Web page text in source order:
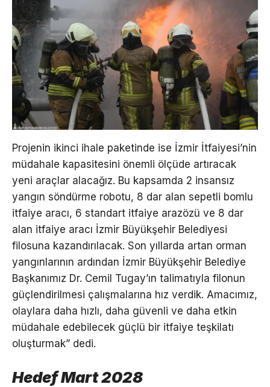
Projenin ikinci ihale paketinde ise İzmir İtfaiyesi’nin
müdahale kapasitesini önemli ölçüde artıracak
yeni araçlar alacağız. Bu kapsamda 2 insansız
yangın söndürme robotu, 8 dar alan sepetli bomlu
itfaiye aracı, 6 standart itfaiye arazözü ve 8 dar
alan itfaiye aracı İzmir Büyükşehir Belediyesi
filosuna kazandırılacak. Son yıllarda artan orman
yangınlarının ardından İzmir Büyükşehir Belediye
Başkanımız Dr. Cemil Tugay’ın talimatıyla filonun
güçlendirilmesi çalışmalarına hız verdik. Amacımız,
olaylara daha hızlı, daha güvenli ve daha etkin
müdahale edebilecek güçlü bir itfaiye teşkilatı
oluşturmak” dedi.
Hedef Mart 2028